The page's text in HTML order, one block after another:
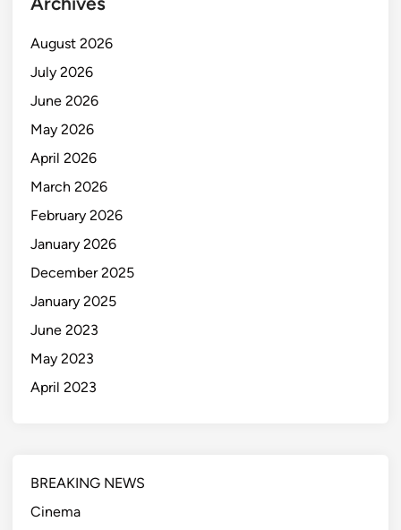
August 2026
July 2026
June 2026
May 2026
April 2026
March 2026
February 2026
January 2026
December 2025
January 2025
June 2023
May 2023
April 2023
BREAKING NEWS
Cinema